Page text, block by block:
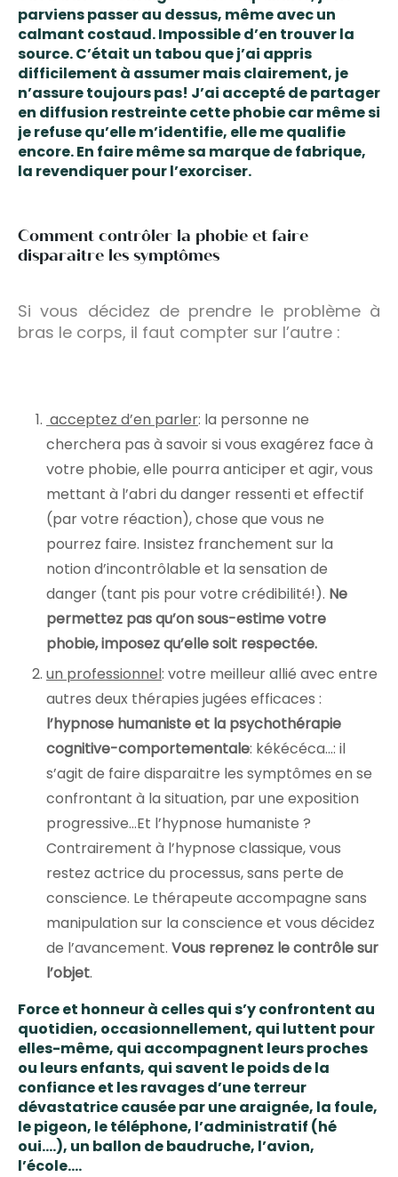
parviens passer au dessus, même avec un
calmant costaud. Impossible d’en trouver la
source. C’était un tabou que j’ai appris
difficilement à assumer mais clairement, je
n’assure toujours pas! J’ai accepté de partager
en diffusion restreinte cette phobie car même si
je refuse qu’elle m’identifie, elle me qualifie
encore. En faire même sa marque de fabrique,
la revendiquer pour l’exorciser.
Comment contrôler la phobie et faire
disparaitre les symptômes
Si vous décidez de prendre le problème à
bras le corps, il faut compter sur l’autre :
acceptez d’en parler: la personne ne
cherchera pas à savoir si vous exagérez face à
votre phobie, elle pourra anticiper et agir, vous
mettant à l’abri du danger ressenti et effectif
(par votre réaction), chose que vous ne
pourrez faire. Insistez franchement sur la
notion d’incontrôlable et la sensation de
danger (tant pis pour votre crédibilité!). Ne
permettez pas qu’on sous-estime votre
phobie, imposez qu’elle soit respectée.
un professionnel: votre meilleur allié avec entre
autres deux thérapies jugées efficaces :
l’hypnose humaniste et la psychothérapie
cognitive-comportementale: kékécéca…: il
s’agit de faire disparaitre les symptômes en se
confrontant à la situation, par une exposition
progressive…Et l’hypnose humaniste ?
Contrairement à l’hypnose classique, vous
restez actrice du processus, sans perte de
conscience. Le thérapeute accompagne sans
manipulation sur la conscience et vous décidez
de l’avancement. Vous reprenez le contrôle sur
l’objet.
Force et honneur à celles qui s’y confrontent au
quotidien, occasionnellement, qui luttent pour
elles-même, qui accompagnent leurs proches
ou leurs enfants, qui savent le poids de la
confiance et les ravages d’une terreur
dévastatrice causée par une araignée, la foule,
le pigeon, le téléphone, l’administratif (hé
oui….), un ballon de baudruche, l’avion,
l’école….